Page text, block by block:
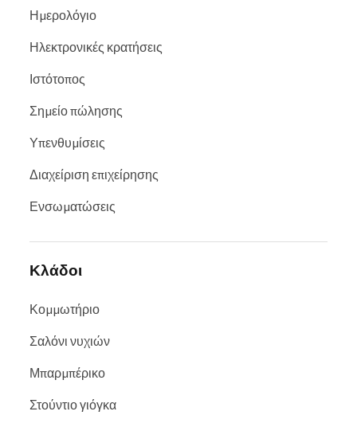
Ημερολόγιο
Ηλεκτρονικές κρατήσεις
Ιστότοπος
Σημείο πώλησης
Υπενθυμίσεις
Διαχείριση επιχείρησης
Ενσωματώσεις
Κλάδοι
Κομμωτήριο
Σαλόνι νυχιών
Μπαρμπέρικο
Στούντιο γιόγκα